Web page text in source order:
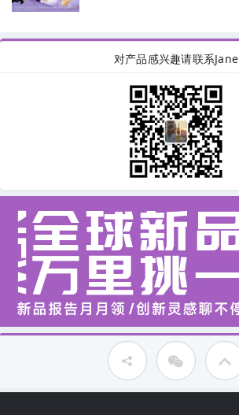
对产品感兴趣请联系Jane